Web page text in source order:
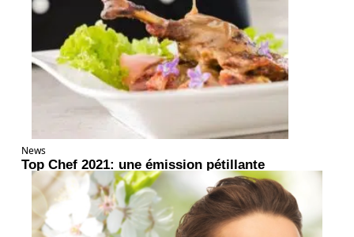
News
Top Chef 2021: une émission pétillante